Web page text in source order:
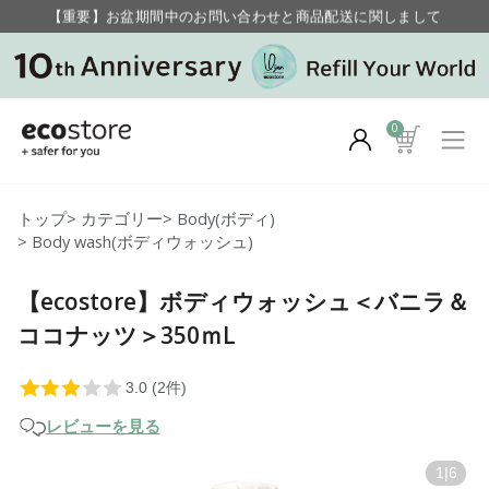
【重要】お盆期間中のお問い合わせと商品配送に関しまして
毎月お得にポイントが貯まる！ “月のポイントアップデー”
0
トップ> カテゴリー> Body(ボディ)
> Body wash(ボディウォッシュ)
【ecostore】ボディウォッシュ＜バニラ＆
ココナッツ＞350ｍL
レビューを見る
1 6